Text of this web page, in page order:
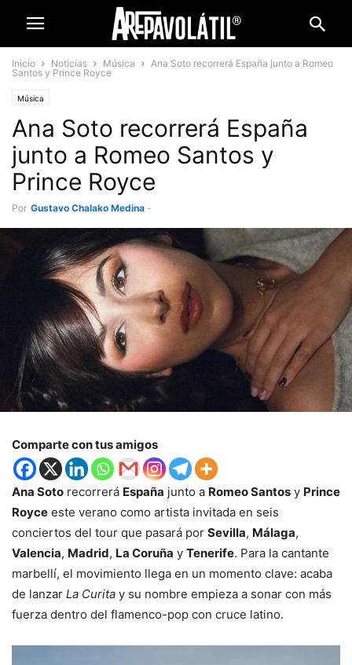
Inicio Noticias Música
Ana Soto recorrerá España junto a Romeo
Santos y Prince Royce
Música
Ana Soto recorrerá España
junto a Romeo Santos y
Prince Royce
Por Gustavo Chalako Medina -
Comparte con tus amigos
Ana Soto recorrerá España junto a Romeo Santos y Prince
Royce este verano como artista invitada en seis
conciertos del tour que pasará por Sevilla, Málaga,
Valencia, Madrid, La Coruña y Tenerife. Para la cantante
marbellí, el movimiento llega en un momento clave: acaba
de lanzar La Curita y su nombre empieza a sonar con más
fuerza dentro del flamenco-pop con cruce latino.